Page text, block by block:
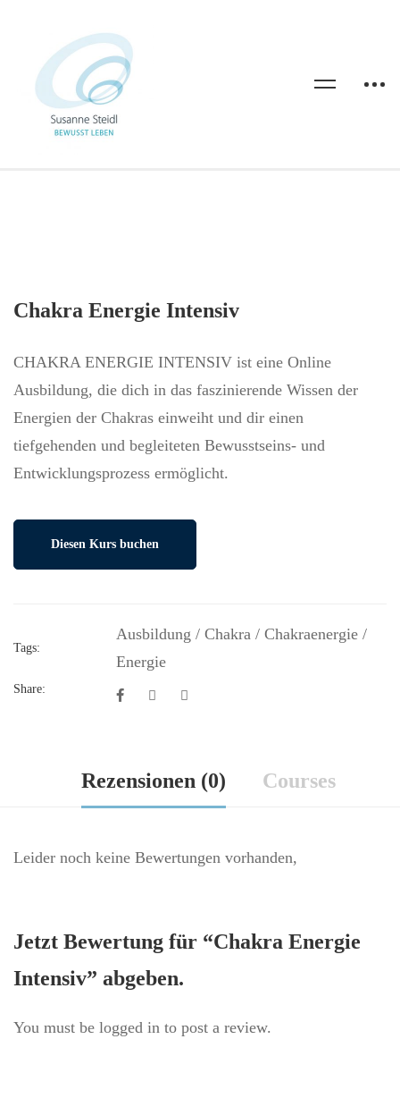
Chakra Energie Intensiv
CHAKRA ENERGIE INTENSIV ist eine Online
Ausbildung, die dich in das faszinierende Wissen der
Energien der Chakras einweiht und dir einen
tiefgehenden und begleiteten Bewusstseins- und
Entwicklungsprozess ermöglicht.
Diesen Kurs buchen
Tags:
Ausbildung / Chakra / Chakraenergie /
Energie
Share:
Rezensionen (0) Courses
Leider noch keine Bewertungen vorhanden,
Jetzt Bewertung für “Chakra Energie
Intensiv” abgeben.
You must be logged in to post a review.